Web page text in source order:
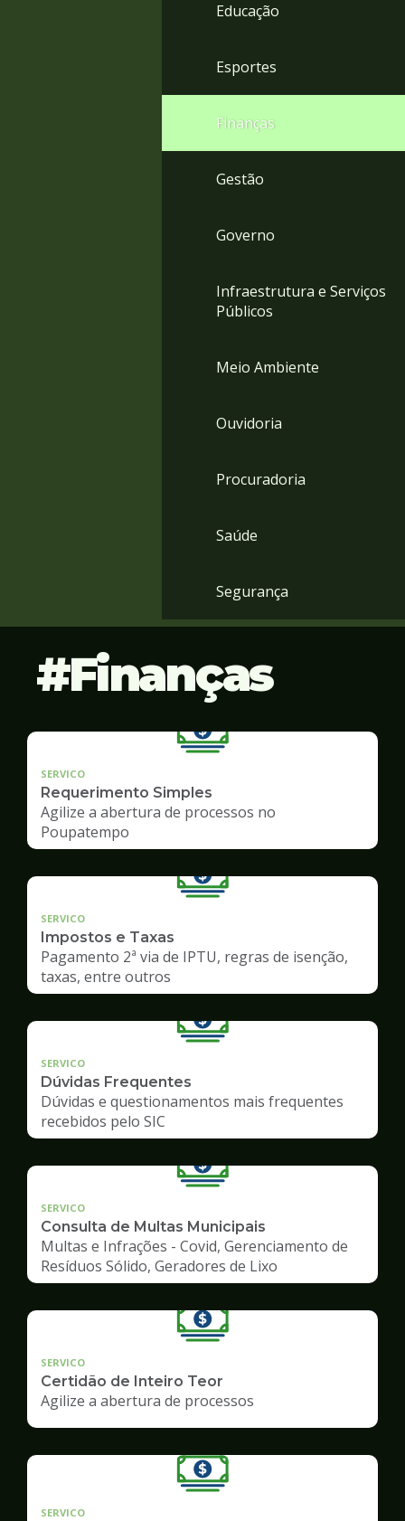
Educação
Esportes
Finanças
Gestão
Governo
Infraestrutura e Serviços
Públicos
Meio Ambiente
Ouvidoria
Procuradoria
Saúde
Segurança
Finanças
SERVICO
Requerimento Simples
Agilize a abertura de processos no
Poupatempo
SERVICO
Impostos e Taxas
Pagamento 2ª via de IPTU, regras de isenção,
taxas, entre outros
SERVICO
Dúvidas Frequentes
Dúvidas e questionamentos mais frequentes
recebidos pelo SIC
SERVICO
Consulta de Multas Municipais
Multas e Infrações - Covid, Gerenciamento de
Resíduos Sólido, Geradores de Lixo
SERVICO
Certidão de Inteiro Teor
Agilize a abertura de processos
SERVICO